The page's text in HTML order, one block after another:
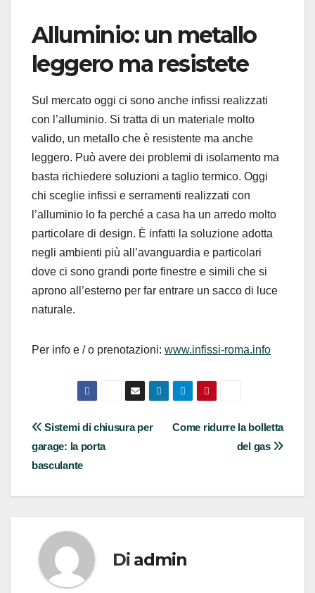
Alluminio: un metallo
leggero ma resistete
Sul mercato oggi ci sono anche infissi realizzati
con l’alluminio. Si tratta di un materiale molto
valido, un metallo che è resistente ma anche
leggero. Può avere dei problemi di isolamento ma
basta richiedere soluzioni a taglio termico. Oggi
chi sceglie infissi e serramenti realizzati con
l’alluminio lo fa perché a casa ha un arredo molto
particolare di design. È infatti la soluzione adotta
negli ambienti più all’avanguardia e particolari
dove ci sono grandi porte finestre e simili che si
aprono all’esterno per far entrare un sacco di luce
naturale.
Per info e / o prenotazioni: www.infissi-roma.info
Navigazione
articoli
Come ridurre la bolletta
del gas
Sistemi di chiusura per
garage: la porta
basculante
Di admin